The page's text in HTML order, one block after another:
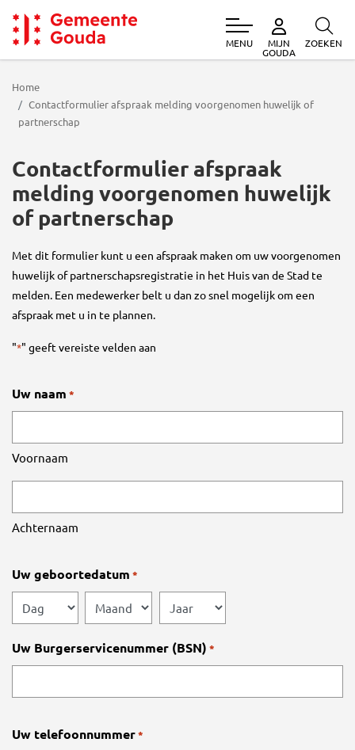
Gemeente Gouda
MENU MIJN
GOUDA
ZOEKEN
Home
Contactformulier afspraak melding voorgenomen huwelijk of
partnerschap
Contactformulier afspraak
melding voorgenomen huwelijk
of partnerschap
Met dit formulier kunt u een afspraak maken om uw voorgenomen
huwelijk of partnerschapsregistratie in het Huis van de Stad te
melden. Een medewerker belt u dan zo snel mogelijk om een
afspraak met u in te plannen.
"*" geeft vereiste velden aan
Uw naam *
Voornaam
Achternaam
Uw geboortedatum *
Uw Burgerservicenummer (BSN) *
Uw telefoonnummer*